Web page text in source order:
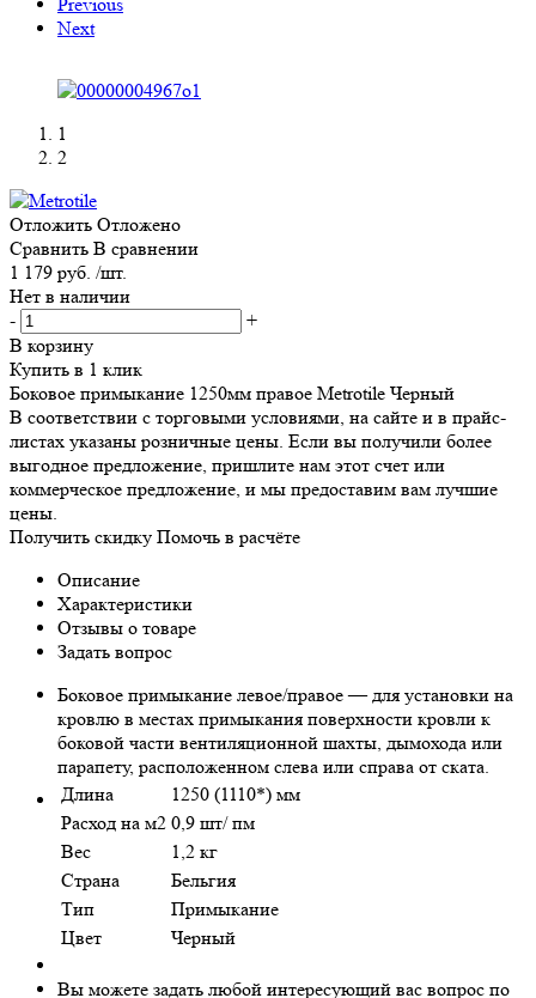
Next
1
2
Отложить Отложено
Сравнить В сравнении
1 179 руб. /шт.
Нет в наличии
-
+
В корзину
Купить в 1 клик
Боковое примыкание 1250мм правое Metrotile Черный
В соответствии с торговыми условиями, на сайте и в прайс-
листах указаны розничные цены. Если вы получили более
выгодное предложение, пришлите нам этот счет или
коммерческое предложение, и мы предоставим вам лучшие
цены.
Получить скидку Помочь в расчёте
Описание
Характеристики
Отзывы о товаре
Задать вопрос
Боковое примыкание левое/правое — для установки на
кровлю в местах примыкания поверхности кровли к
боковой части вентиляционной шахты, дымохода или
парапету, расположенном слева или справа от ската.
Длина
1250 (1110*) мм
Расход на м2 0,9 шт/ пм
Вес
1,2 кг
Страна
Бельгия
Тип
Примыкание
Цвет
Черный
Вы можете задать любой интересующий вас вопрос по